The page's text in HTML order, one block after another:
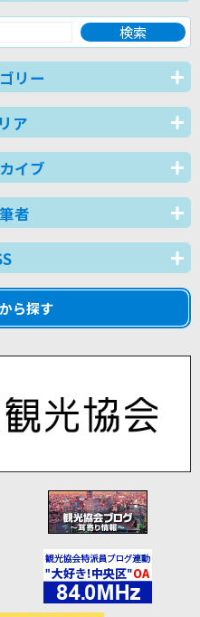
リー
ア
イブ
者
ら探す